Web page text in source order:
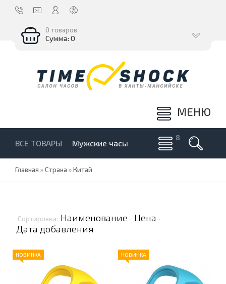
0 товаров
Сумма: 0
МЕНЮ
ВСЕ ТОВАРЫ Мужские часы
Главная »Страна »Китай
Сортировка: Наименование · Цена ·
Дата добавления
НОВИНКА НОВИНКА